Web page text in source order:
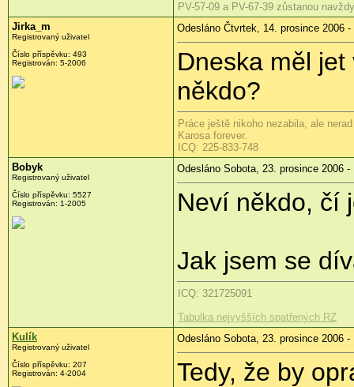
PV-57-09 a PV-67-39 zůstanou
Jirka_m
Registrovaný uživatel
Číslo příspěvku: 493
Registrován: 5-2006
Odesláno Čtvrtek, 14. prosince 2006 -
Dneska měl
někdo?
Práce ještě nikoho nezabila, ale
Karosa forever.
ICQ: 225-833-748
Bobyk
Registrovaný uživatel
Číslo příspěvku: 5527
Registrován: 1-2005
Odesláno Sobota, 23. prosince 2006 -
Neví někdo, čí
Jak jsem se
ICQ: 321725091
Tabulka nejvyšších spatřených RZ
Kulík
Registrovaný uživatel
Číslo příspěvku: 207
Registrován: 4-2004
Odesláno Sobota, 23. prosince 2006 -
Tedy, že by